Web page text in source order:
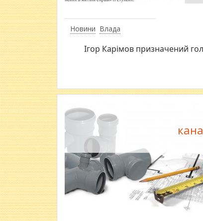
Новини Влада
Ігор Карімов призначений